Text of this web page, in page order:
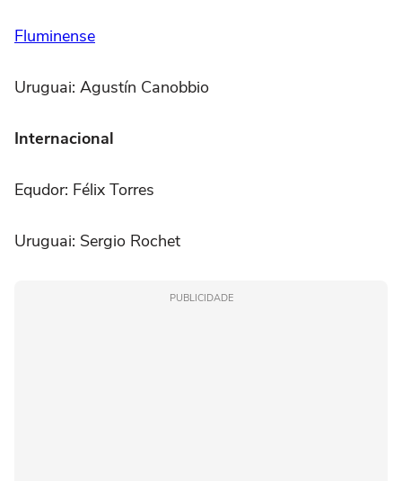
Fluminense
Uruguai: Agustín Canobbio
Internacional
Equdor: Félix Torres
Uruguai: Sergio Rochet
PUBLICIDADE